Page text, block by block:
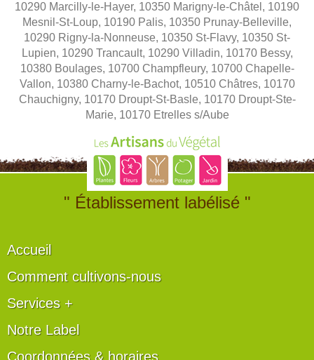
10290 Marcilly-le-Hayer, 10350 Marigny-le-Châtel, 10190
Mesnil-St-Loup, 10190 Palis, 10350 Prunay-Belleville,
10290 Rigny-la-Nonneuse, 10350 St-Flavy, 10350 St-
Lupien, 10290 Trancault, 10290 Villadin, 10170 Bessy,
10380 Boulages, 10700 Champfleury, 10700 Chapelle-
Vallon, 10380 Charny-le-Bachot, 10510 Châtres, 10170
Chauchigny, 10170 Droupt-St-Basle, 10170 Droupt-Ste-
Marie, 10170 Etrelles s/Aube
" Établissement labélisé "
Accueil
Comment cultivons-nous
Services +
Notre Label
Coordonnées & horaires